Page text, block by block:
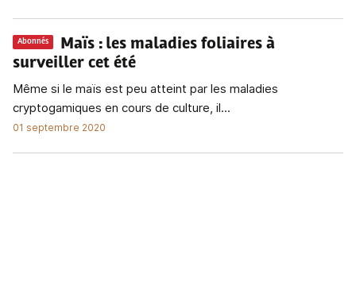
Abonnés Maïs : les maladies foliaires à
surveiller cet été
Même si le maïs est peu atteint par les maladies
cryptogamiques en cours de culture, il...
01 septembre 2020